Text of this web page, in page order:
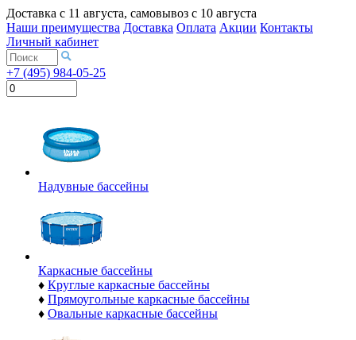
Доставка с 11 августа, самовывоз с 10 августа
Наши преимущества Доставка Оплата Акции Контакты
Личный кабинет
+7 (495) 984-05-25
Надувные бассейны
Каркасные бассейны
♦ Круглые каркасные бассейны
♦ Прямоугольные каркасные бассейны
♦ Овальные каркасные бассейны